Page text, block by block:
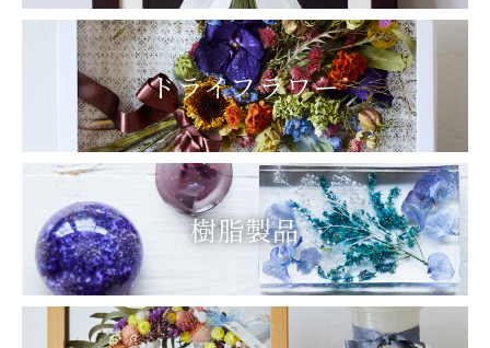
ドライフラワー
樹脂製品